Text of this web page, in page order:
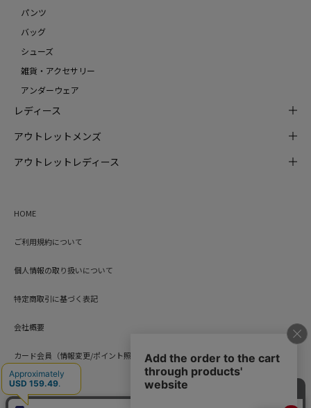
パンツ
バッグ
シューズ
雑貨・アクセサリー
アンダーウェア
レディース
アウトレットメンズ
アウトレットレディース
HOME
ご利用規約について
個人情報の取り扱いについて
特定商取引に基づく表記
会社概要
カード会員（情報変更/ポイント照会）
お問い合わせ